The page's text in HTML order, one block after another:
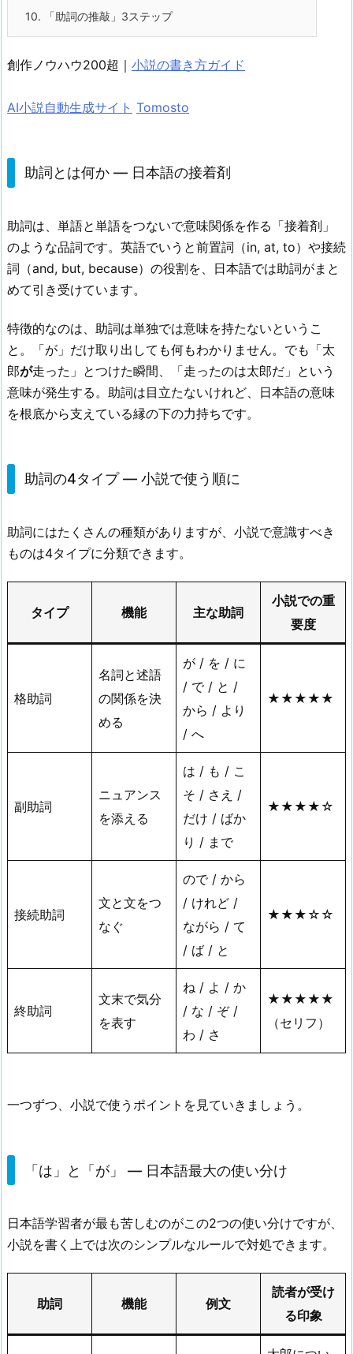
10. 「助詞の推敲」3ステップ
創作ノウハウ200超｜ 小説の書き方ガイド
AI小説自動生成サイト Tomosto
助詞とは何か — 日本語の接着剤
助詞は、単語と単語をつないで意味関係を作る「接着剤」
のような品詞です。英語でいうと前置詞（in, at, to）や接続
詞（and, but, because）の役割を、日本語では助詞がまと
めて引き受けています。
特徴的なのは、助詞は単独では意味を持たないというこ
と。「が」だけ取り出しても何もわかりません。でも「太
郎が走った」とつけた瞬間、「走ったのは太郎だ」という
意味が発生する。助詞は目立たないけれど、日本語の意味
を根底から支えている縁の下の力持ちです。
助詞の4タイプ — 小説で使う順に
助詞にはたくさんの種類がありますが、小説で意識すべき
ものは4タイプに分類できます。
タイプ 機能 主な助詞
小説での重
要度
格助詞
名詞と述語
の関係を決
める
が / を / に
/ で / と /
から / より
/ へ
★★★★★
副助詞
ニュアンス
を添える
は / も / こ
そ / さえ /
だけ / ばか
り / まで
★★★★☆
接続助詞
文と文をつ
なぐ
ので / から
/ けれど /
ながら / て
/ ば / と
★★★☆☆
終助詞
文末で気分
を表す
ね / よ / か
/ な / ぞ /
わ / さ
★★★★★
（セリフ）
一つずつ、小説で使うポイントを見ていきましょう。
「は」と「が」 — 日本語最大の使い分け
日本語学習者が最も苦しむのがこの2つの使い分けですが、
小説を書く上では次のシンプルなルールで対処できます。
助詞 機能 例文
読者が受け
る印象